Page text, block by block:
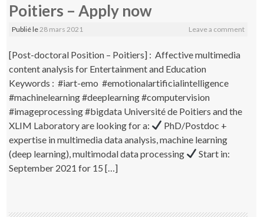
Poitiers – Apply now
Publié le 28 mars 2021 Leave a comment
[Post-doctoral Position – Poitiers] : Affective multimedia
content analysis for Entertainment and Education
Keywords : #iart-emo #emotionalartificialintelligence
#machinelearning #deeplearning #computervision
#imageprocessing #bigdata Université de Poitiers and the
XLIM Laboratory are looking for a:
PhD/Postdoc +
expertise in multimedia data analysis, machine learning
(deep learning), multimodal data processing
Start in:
September 2021 for 15 […]